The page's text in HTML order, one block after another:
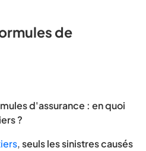
de
d'assurance : en quoi
?
,seuls les sinistres causés